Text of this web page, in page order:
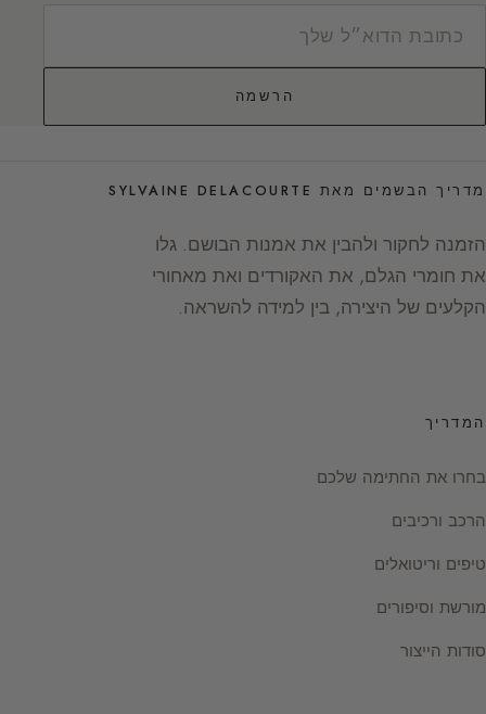
הרשמה
מדריך הבשמים מאת SYLVAINE DELACOURTE
הזמנה לחקור ולהבין את אמנות הבושם. גלו
את חומרי הגלם, את האקורדים ואת מאחורי
הקלעים של היצירה, בין למידה להשראה.
המדריך
בחרו את החתימה שלכם
הרכב ורכיבים
טיפים וריטואלים
מורשת וסיפורים
סודות הייצור